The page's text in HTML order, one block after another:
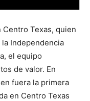
Centro Texas, quien
Independencia
el equipo
de valor. En
fuera la primera
en Centro Texas